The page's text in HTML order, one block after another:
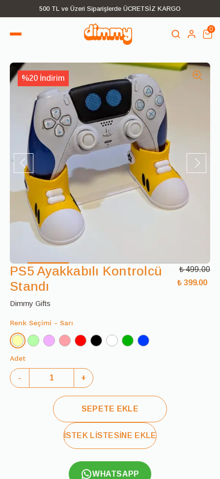
500 TL ve Üzeri Siparişlerde ÜCRETSİZ KARGO
0
%20 İndirim
PS5 Ayakkabılı Kontrolcü
Standı
₺ 499.00
₺ 399.00
Dimmy Gifts
Renk Seçimi - Sarı
Adet
- +
SEPETE EKLE
İSTEK LİSTESİNE EKLE
WHATSAPP